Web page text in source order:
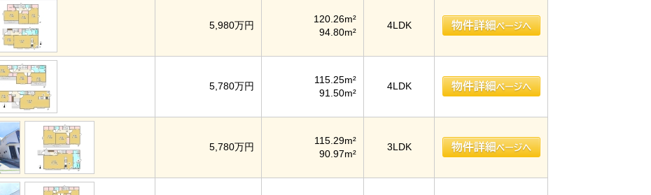
5,980万円
120.26m²
94.80m²
4LDK
5,780万円
115.25m²
91.50m²
4LDK
5,780万円
115.29m²
90.97m²
3LDK